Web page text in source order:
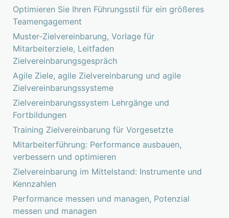
Optimieren Sie Ihren Führungsstil für ein größeres
Teamengagement
Muster-Zielvereinbarung, Vorlage für
Mitarbeiterziele, Leitfaden
Zielvereinbarungsgespräch
Agile Ziele, agile Zielvereinbarung und agile
Zielvereinbarungssysteme
Zielvereinbarungssystem Lehrgänge und
Fortbildungen
Training Zielvereinbarung für Vorgesetzte
Mitarbeiterführung: Performance ausbauen,
verbessern und optimieren
Zielvereinbarung im Mittelstand: Instrumente und
Kennzahlen
Performance messen und managen, Potenzial
messen und managen